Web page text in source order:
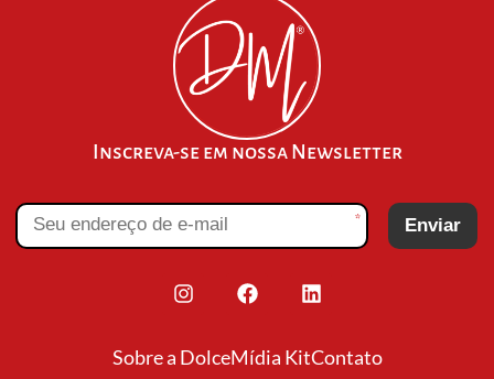
Inscreva-se em nossa Newsletter
* Enviar
Sobre a DolceMídia KitContato